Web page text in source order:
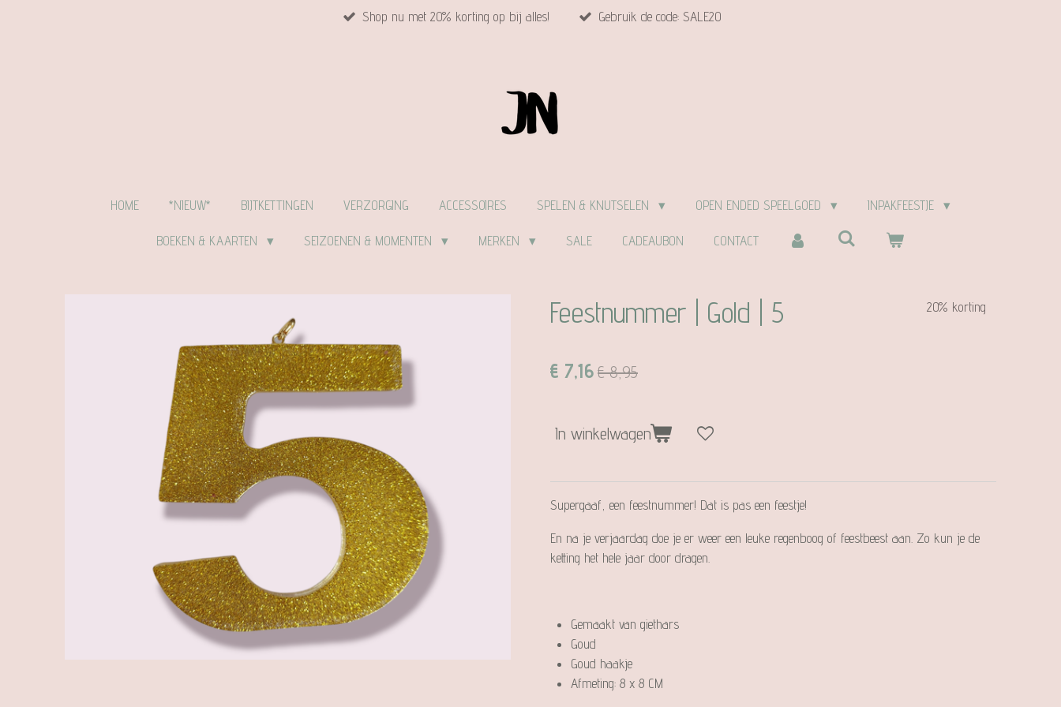
Shop nu met 20% korting op bij alles! Gebruik de code: SALE20
HOME *NIEUW* BIJTKETTINGEN VERZORGING ACCESSOIRES SPELEN & KNUTSELEN OPEN ENDED SPEELGOED INPAKFEESTJE
BOEKEN & KAARTEN SEIZOENEN & MOMENTEN MERKEN SALE CADEAUBON CONTACT
Feestnummer | Gold | 5 20% korting
€ 7,16 € 8,95
In winkelwagen
Supergaaf, een feestnummer! Dat is pas een feestje!
En na je verjaardag doe je er weer een leuke regenboog of feestbeest aan. Zo kun je de
ketting het hele jaar door dragen.
Gemaakt van giethars
Goud
Goud haakje
Afmeting: 8 x 8 CM